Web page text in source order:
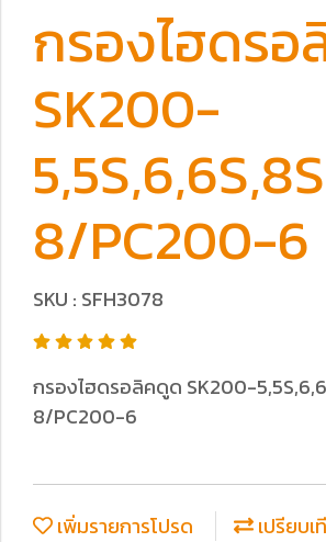
กรองไฮดร
SK200-
8/PC200-6
SKU : SFH3078
กรองไฮดรอลิคดูด SK200-
8/PC200-6
เพิ่มรายการโปรด
เปรียบเ